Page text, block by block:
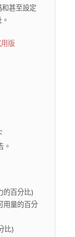
甚至設定
版
。
的百分比)
用量的百分
比)